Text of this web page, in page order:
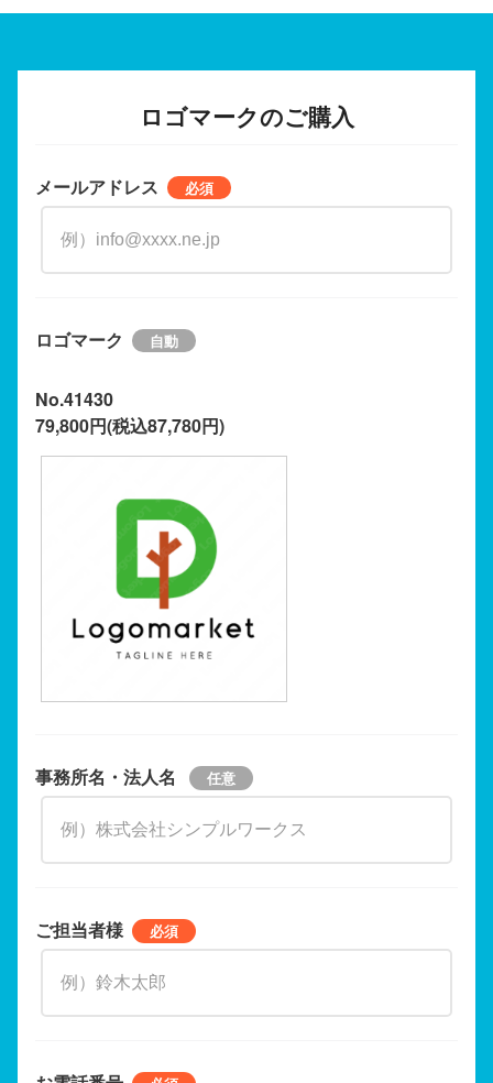
ロゴマークのご購入
メールアドレス
ロゴマーク
No.41430
79,800円(税込87,780円)
事務所名・法人名
ご担当者様